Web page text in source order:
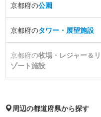
京都府の公園
京都府のタワー・展望施設
京都府の牧場・レジャー＆リ
ゾート施設
周辺の都道府県から探す